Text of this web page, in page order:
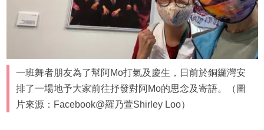
一班舞者朋友為了幫阿Mo打氣及慶生，日前於銅鑼灣安
排了一場地予大家前往抒發對阿Mo的思念及寄語。（圖
片來源：Facebook@羅乃萱Shirley Loo）